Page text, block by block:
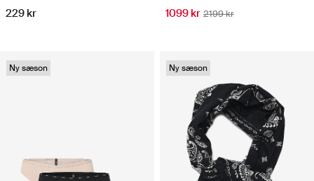
229 kr 1099 kr 2199 kr
Ny sæson Ny sæson